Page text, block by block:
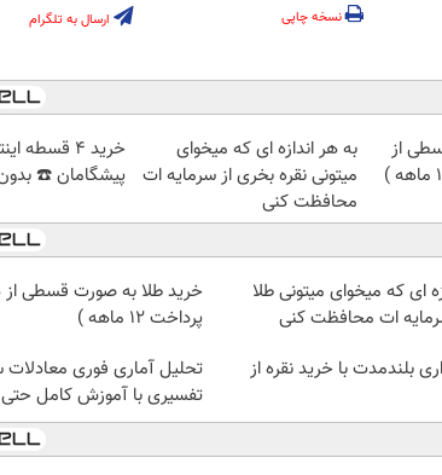
نسخه چاپی ارسال به تلگرام
از
به هر اندازه ای که میخوای
میتونی نقره بخری از سرمایه ات
محافظت کنی
خرید 4 قسطه
پیشگامان ☎️ بدون
ای که میخوای میتونی طلا
ات محافظت کنی
خرید طلا به صورت قسطی از
پرداخت 12 ماهه )
بلندمدت با خرید نقره از
تحلیل آماری فوری معادلات
تفسیری با آموزش کامل